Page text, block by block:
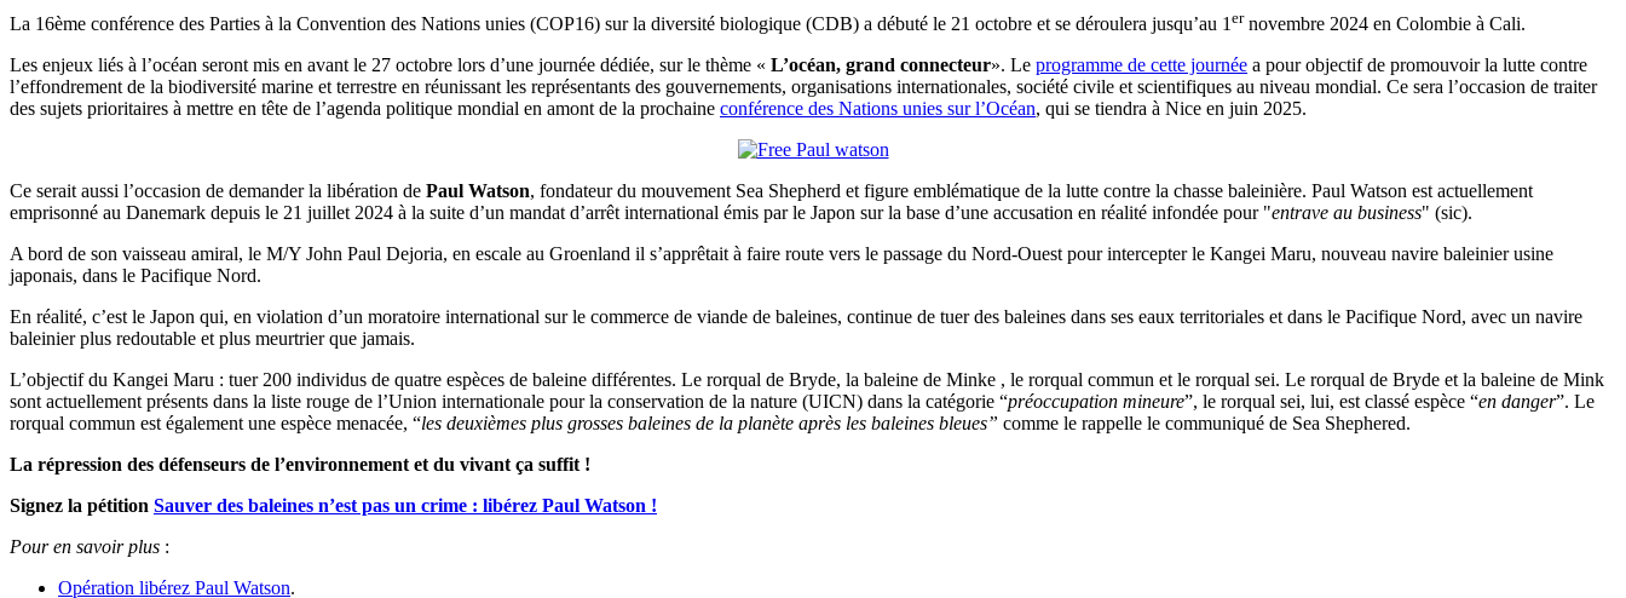
La 16ème conférence des Parties à la Convention des Nations unies (COP16) sur la diversité biologique (CDB) a débuté le 21 octobre et se déroulera jusqu’au 1 ernovembre 2024 en Colombie à Cali.
Les enjeux liés à l’océan seront mis en avant le 27 octobre lors d’une journée dédiée, sur le thème « L’océan, grand connecteur». Le programme de cette journée a pour objectif de promouvoir la lutte contre
l’effondrement de la biodiversité marine et terrestre en réunissant les représentants des gouvernements, organisations internationales, société civile et scientifiques au niveau mondial. Ce sera l’occasion de traiter
des sujets prioritaires à mettre en tête de l’agenda politique mondial en amont de la prochaine conférence des Nations unies sur l’Océan, qui se tiendra à Nice en juin 2025.
Ce serait aussi l’occasion de demander la libération de Paul Watson, fondateur du mouvement Sea Shepherd et figure emblématique de la lutte contre la chasse baleinière. Paul Watson est actuellement
emprisonné au Danemark depuis le 21 juillet 2024 à la suite d’un mandat d’arrêt international émis par le Japon sur la base d’une accusation en réalité infondée pour "entrave au business" (sic).
A bord de son vaisseau amiral, le M/Y John Paul Dejoria, en escale au Groenland il s’apprêtait à faire route vers le passage du Nord-Ouest pour intercepter le Kangei Maru, nouveau navire baleinier usine
japonais, dans le Pacifique Nord.
En réalité, c’est le Japon qui, en violation d’un moratoire international sur le commerce de viande de baleines, continue de tuer des baleines dans ses eaux territoriales et dans le Pacifique Nord, avec un navire
baleinier plus redoutable et plus meurtrier que jamais.
L’objectif du Kangei Maru : tuer 200 individus de quatre espèces de baleine différentes. Le rorqual de Bryde, la baleine de Minke , le rorqual commun et le rorqual sei. Le rorqual de Bryde et la baleine de Mink
sont actuellement présents dans la liste rouge de l’Union internationale pour la conservation de la nature (UICN) dans la catégorie “préoccupation mineure”, le rorqual sei, lui, est classé espèce “en danger”. Le
rorqual commun est également une espèce menacée, “les deuxièmes plus grosses baleines de la planète après les baleines bleues” comme le rappelle le communiqué de Sea Shephered.
La répression des défenseurs de l’environnement et du vivant ça suffit !
Signez la pétition Sauver des baleines n’est pas un crime : libérez Paul Watson !
Pour en savoir plus :
Opération libérez Paul Watson.